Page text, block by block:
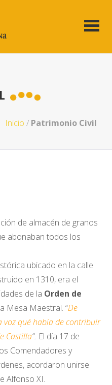
Inicio / Patrimonio Civil
de almacén de granos
abonaban todos los
ubicado en la calle
en 1310, era el
de la Orden de
Mesa Maestral. “De
voz qué había de contribuir
Castilla“. El día 17 de
Comendadores y
acordaron unirse
Alfonso XI.